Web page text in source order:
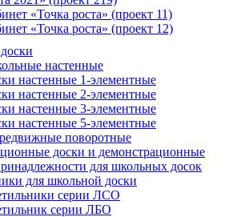
«Точка роста» (проект 11)
«Точка роста» (проект 12)
настенные
настенные 1-элементные
настенные 2-элементные
настенные 3-элементные
настенные 5-элементные
поворотные
доски и демонстрационные
для школьных досок
для школьной доски
серии ЛСО
серии ЛБО